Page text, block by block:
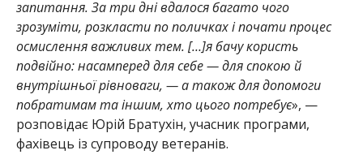
запитання. За три дні вдалося багато чого
зрозуміти, розкласти по поличках і почати процес
осмислення важливих тем. […]я бачу користь
подвійно: насамперед для себе — для спокою й
внутрішньої рівноваги, — а також для допомоги
побратимам та іншим, хто цього потребує», —
розповідає Юрій Братухін, учасник програми,
фахівець із супроводу ветеранів.